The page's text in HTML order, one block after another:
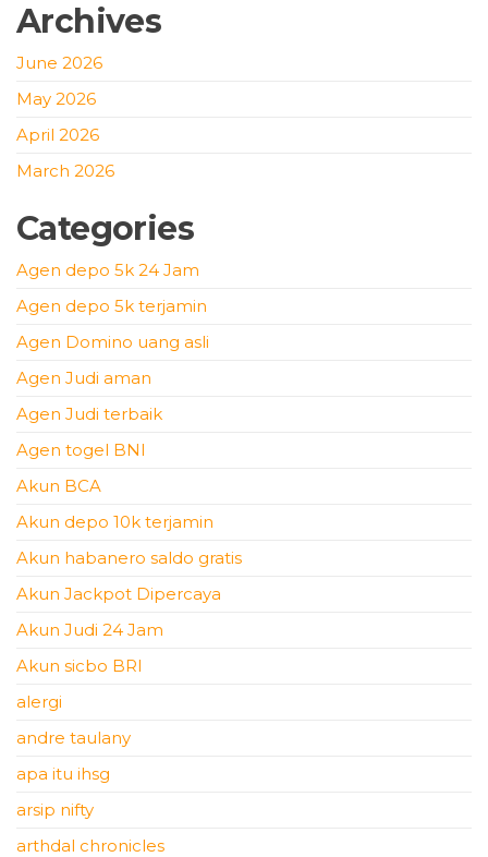
Archives
June 2026
May 2026
April 2026
March 2026
Categories
Agen depo 5k 24 Jam
Agen depo 5k terjamin
Agen Domino uang asli
Agen Judi aman
Agen Judi terbaik
Agen togel BNI
Akun BCA
Akun depo 10k terjamin
Akun habanero saldo gratis
Akun Jackpot Dipercaya
Akun Judi 24 Jam
Akun sicbo BRI
alergi
andre taulany
apa itu ihsg
arsip nifty
arthdal chronicles